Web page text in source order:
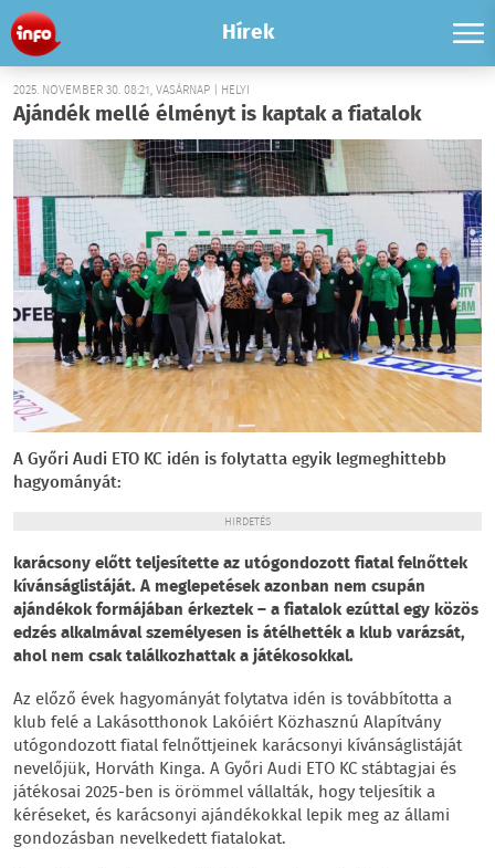
Hírek
2025. NOVEMBER 30. 08:21, VASÁRNAP | HELYI
Ajándék mellé élményt is kaptak a fiatalok
A Győri Audi ETO KC idén is folytatta egyik legmeghittebb
hagyományát:
HIRDETÉS
karácsony előtt teljesítette az utógondozott fiatal felnőttek
kívánságlistáját. A meglepetések azonban nem csupán
ajándékok formájában érkeztek – a fiatalok ezúttal egy közös
edzés alkalmával személyesen is átélhették a klub varázsát,
ahol nem csak találkozhattak a játékosokkal.
Az előző évek hagyományát folytatva idén is továbbította a
klub felé a Lakásotthonok Lakóiért Közhasznú Alapítvány
utógondozott fiatal felnőttjeinek karácsonyi kívánságlistáját
nevelőjük, Horváth Kinga. A Győri Audi ETO KC stábtagjai és
játékosai 2025-ben is örömmel vállalták, hogy teljesítik a
kéréseket, és karácsonyi ajándékokkal lepik meg az állami
gondozásban nevelkedett fiatalokat.